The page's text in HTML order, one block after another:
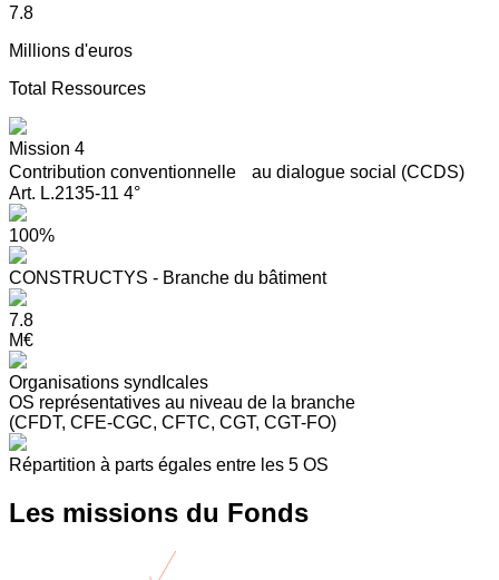
7.8
Millions d'euros
Total Ressources
Mission 4
Contribution conventionnelle au dialogue social (CCDS)
Art. L.2135-11 4°
100%
CONSTRUCTYS - Branche du bâtiment
7.8
M€
Organisations syndIcales
OS représentatives au niveau de la branche
(CFDT, CFE-CGC, CFTC, CGT, CGT-FO)
Répartition à parts égales entre les 5 OS
Les missions du Fonds